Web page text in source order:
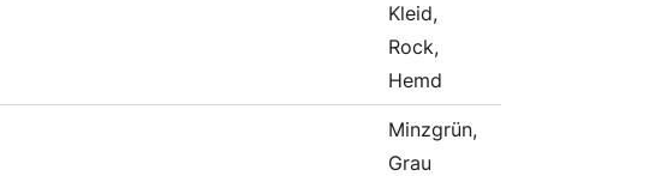
Kleid,
Rock,
Hemd
Minzgrün,
Grau